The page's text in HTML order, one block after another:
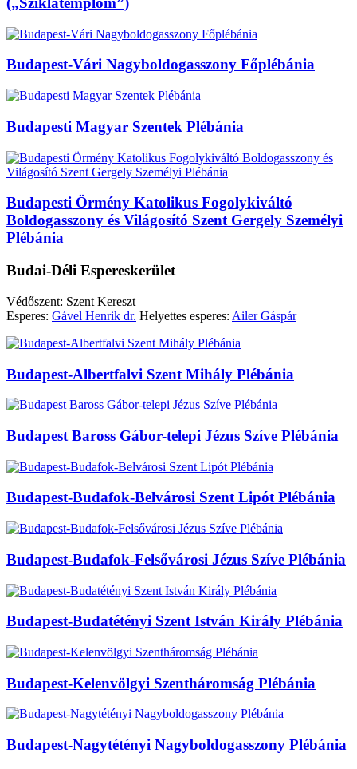
Budapest-Vári Nagyboldogasszony Főplébánia
Budapesti Magyar Szentek Plébánia
Budapesti Örmény Katolikus Fogolykiváltó
Boldogasszony és Világosító Szent Gergely Személyi
Plébánia
Budai-Déli Espereskerület
Védőszent: Szent Kereszt
Esperes: Gável Henrik dr. Helyettes esperes: Ailer Gáspár
Budapest-Albertfalvi Szent Mihály Plébánia
Budapest Baross Gábor-telepi Jézus Szíve Plébánia
Budapest-Budafok-Belvárosi Szent Lipót Plébánia
Budapest-Budafok-Felsővárosi Jézus Szíve Plébánia
Budapest-Budatétényi Szent István Király Plébánia
Budapest-Kelenvölgyi Szentháromság Plébánia
Budapest-Nagytétényi Nagyboldogasszony Plébánia